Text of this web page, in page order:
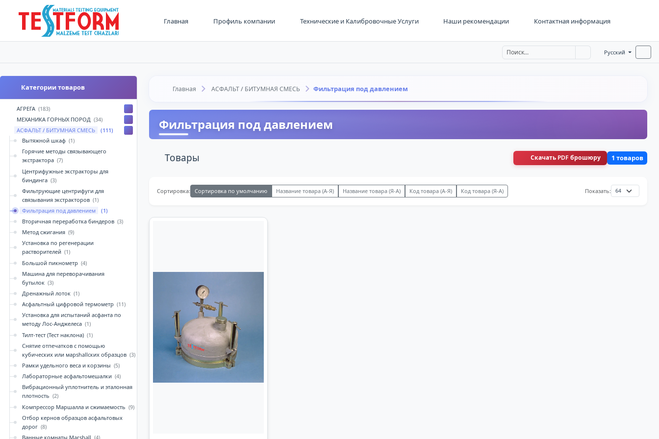
Главная Профиль компании Технические и Калибровочные Услуги Наши рекомендации Контактная информация
Русский
Категории товаров
АГРЕГА (183)
МЕХАНИКА ГОРНЫХ ПОРОД (34)
АСФАЛЬТ / БИТУМНАЯ СМЕСЬ
(111)
Вытяжной шкаф (1)
Горячие методы связывающего
экстрактора (7)
Центрифужные экстракторы для
биндинга (3)
Фильтрующие центрифуги для
связывания экстракторов (1)
Фильтрация под давлением
(1)
Вторичная переработка биндеров (3)
Метод сжигания (9)
Установка по регенерации
растворителей (1)
Большой пикнометр (4)
Машина для переворачивания
бутылок (3)
Дренажный лоток (1)
Асфальтный цифровой термометр (11)
Установка для испытаний асфанта по
методу Лос-Анджелеса (1)
Тилт-тест (Тест наклона) (1)
Снятие отпечатков с помощью
кубических или марshallских образцов (3)
Рамки удельного веса и корзины (5)
Лабораторные асфальтомешалки (4)
Вибрационный уплотнитель и эталонная
плотность (2)
Компрессор Маршалла и сжимаемость (9)
Отбор кернов образцов асфальтовых
дорог (8)
Ванные комнаты Marshall (4)
Главная АСФАЛЬТ / БИТУМНАЯ СМЕСЬ Фильтрация под давлением
Фильтрация под давлением
Товары Скачать PDF брошюру 1 товаров
Сортировка: Сортировка по умолчанию Название товара (А-Я) Название товара (Я-А) Код товара (А-Я) Код товара (Я-А) Показать: